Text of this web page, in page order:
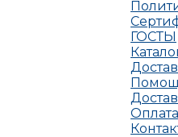
ГОСТЫ